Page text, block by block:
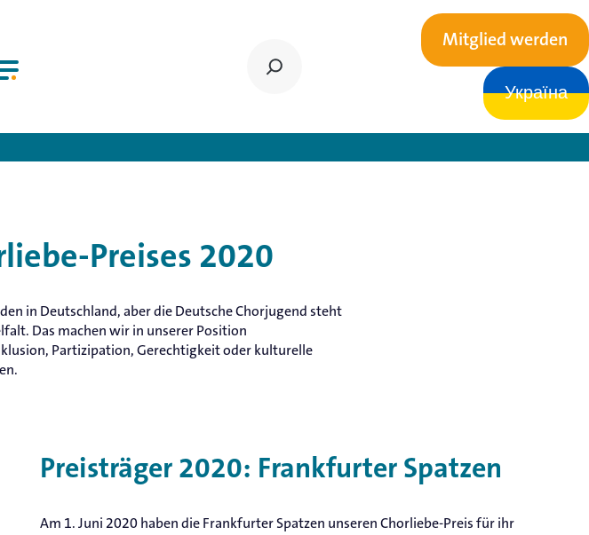
Mitglied werden
Україна
Preises 2020
in Deutschland, aber die Deutsche Chorjugend steht
Das machen wir in unserer Position
Partizipation, Gerechtigkeit oder kulturelle
Preisträger 2020: Frankfurter Spatzen
Am 1. Juni 2020 haben die Frankfurter Spatzen unseren Chorliebe-Preis für ihr